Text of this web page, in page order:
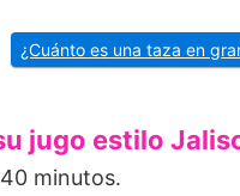
¿Cuánto es una taza en
jugo estilo
minutos.